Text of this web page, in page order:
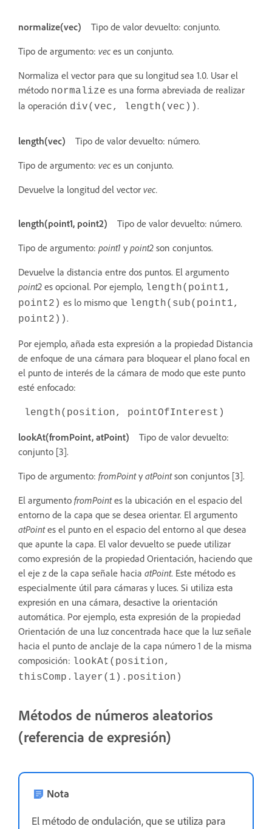
normalize(vec)
Tipo de valor devuelto: conjunto.
Tipo de argumento: vec es un conjunto.
Normaliza el vector para que su longitud sea 1.0. Usar el
método normalize es una forma abreviada de realizar
la operación div(vec, length(vec)).
length(vec)
Tipo de valor devuelto: número.
Tipo de argumento: vec es un conjunto.
Devuelve la longitud del vector vec.
length(point1, point2)
Tipo de valor devuelto: número.
Tipo de argumento: point1 y point2 son conjuntos.
Devuelve la distancia entre dos puntos. El argumento
point2 es opcional. Por ejemplo, length(point1,
point2) es lo mismo que length(sub(point1,
point2)).
Por ejemplo, añada esta expresión a la propiedad Distancia
de enfoque de una cámara para bloquear el plano focal en
el punto de interés de la cámara de modo que este punto
esté enfocado:
length(position, pointOfInterest)
lookAt(fromPoint, atPoint)
Tipo de valor devuelto:
conjunto [3].
Tipo de argumento: fromPointy atPointson conjuntos [3].
El argumento fromPointes la ubicación en el espacio del
entorno de la capa que se desea orientar. El argumento
atPointes el punto en el espacio del entorno al que desea
que apunte la capa. El valor devuelto se puede utilizar
como expresión de la propiedad Orientación, haciendo que
el eje z de la capa señale hacia atPoint. Este método es
especialmente útil para cámaras y luces. Si utiliza esta
expresión en una cámara, desactive la orientación
automática. Por ejemplo, esta expresión de la propiedad
Orientación de una luz concentrada hace que la luz señale
hacia el punto de anclaje de la capa número 1 de la misma
composición: lookAt(position,
thisComp.layer(1).position)
Métodos de números aleatorios
(referencia de expresión)
Nota
El método de ondulación, que se utiliza para